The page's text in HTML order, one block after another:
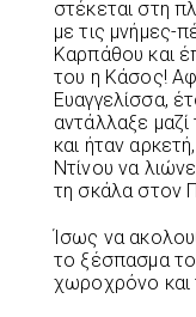
στέκεται στη
με τις μνήμες-
Καρπάθου και
του η Κάσος!
Ευαγγελίσσα,
αντάλλαξε
και ήταν
Ντίνου να
τη σκάλα στον
Ίσως να
το ξέσπασμα
χωροχρόνο και